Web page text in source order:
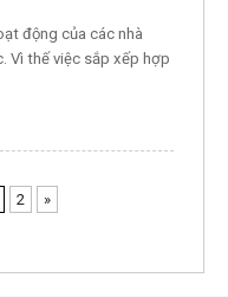
động của các nhà
Vì thế việc sắp xếp hợp
2 »